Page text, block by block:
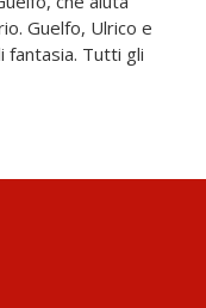
Guelfo, Ulrico e
fantasia. Tutti gli